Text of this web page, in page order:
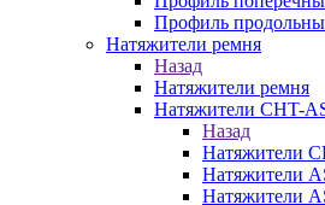
Профиль
Натяжители ремня
Назад
Натяжители ремня
Натяжители CHT-
Назад
Натяжители
Натяжители
Натяжители